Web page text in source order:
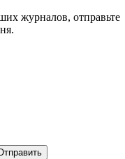
журналов, отправьте